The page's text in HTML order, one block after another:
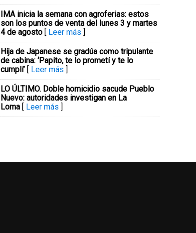
IMA inicia la semana con agroferias: estos
son los puntos de venta del lunes 3 y martes
4 de agosto [ Leer más ]
Hija de Japanese se gradúa como tripulante
de cabina: ‘Papito, te lo prometí y te lo
cumplí’ [ Leer más ]
LO ÚLTIMO. Doble homicidio sacude Pueblo
Nuevo: autoridades investigan en La
Loma [ Leer más ]